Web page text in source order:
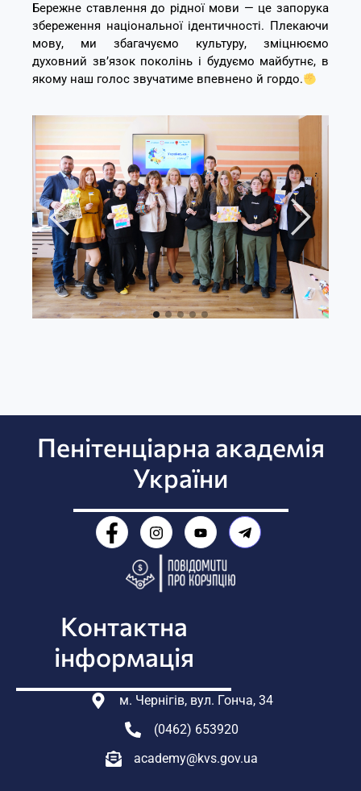
Бережне ставлення до рідної мови — це запорука
збереження національної ідентичності. Плекаючи
мову, ми збагачуємо культуру, зміцнюємо
духовний зв’язок поколінь і будуємо майбутнє, в
якому наш голос звучатиме впевнено й гордо.
Пенітенціарна академія
України
Контактна
інформація
м. Чернігів, вул. Гонча, 34
(0462) 653920
academy@kvs.gov.ua